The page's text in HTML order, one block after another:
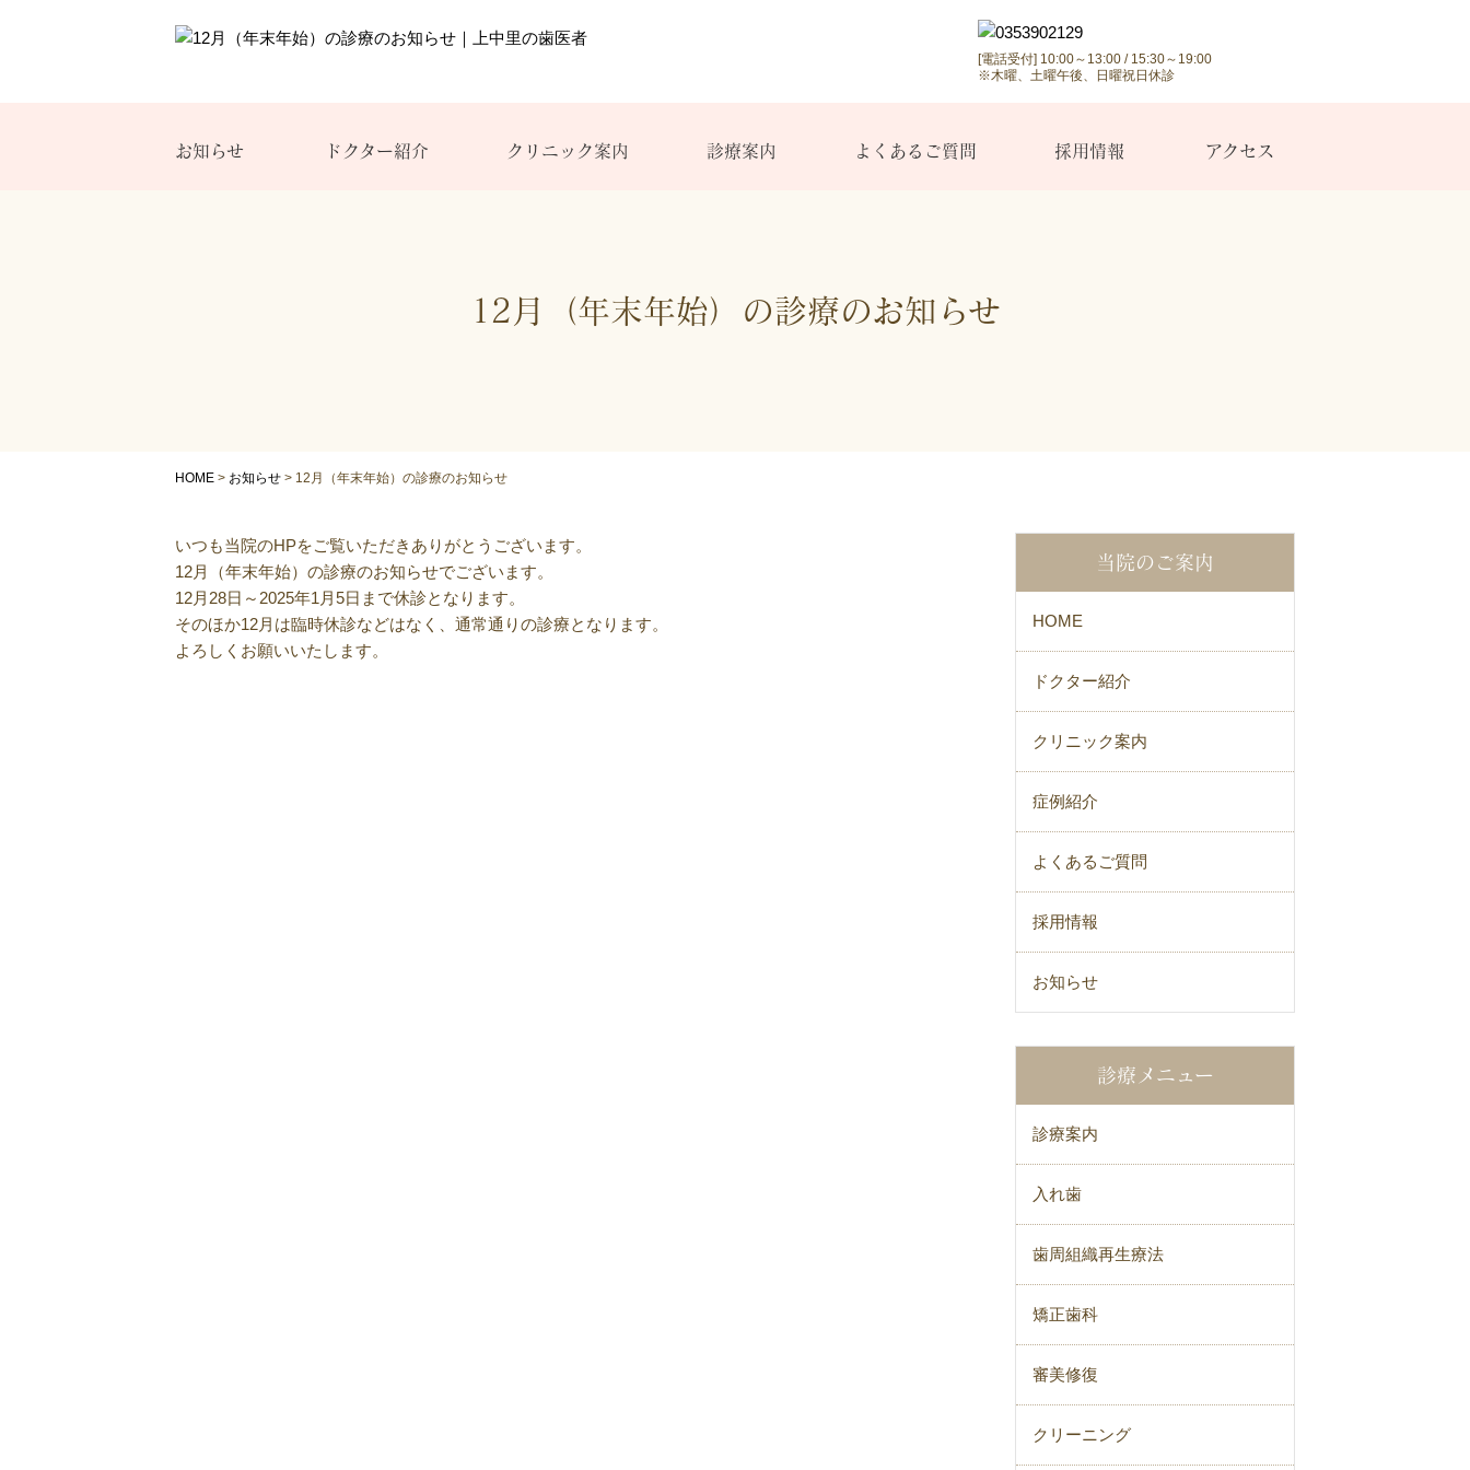
[電話受付] 10:00～13:00 / 15:30～19:00
※木曜、土曜午後、日曜祝日休診
お知らせ ドクター紹介 クリニック案内 診療案内 よくあるご質問 採用情報 アクセス
12月（年末年始）の診療のお知らせ
HOME > お知らせ > 12月（年末年始）の診療のお知らせ
いつも当院のHPをご覧いただきありがとうございます。
12月（年末年始）の診療のお知らせでございます。
12月28日～2025年1月5日まで休診となります。
そのほか12月は臨時休診などはなく、通常通りの診療となります。
よろしくお願いいたします。
当院のご案内
HOME
ドクター紹介
クリニック案内
症例紹介
よくあるご質問
採用情報
お知らせ
診療メニュー
診療案内
入れ歯
歯周組織再生療法
矯正歯科
審美修復
クリーニング